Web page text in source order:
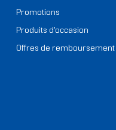
Promotions
Produits d'occasion
Offres de remboursement